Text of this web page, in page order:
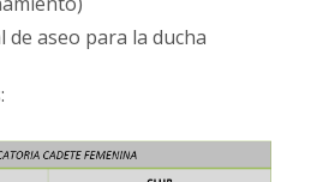
de aseo para la ducha